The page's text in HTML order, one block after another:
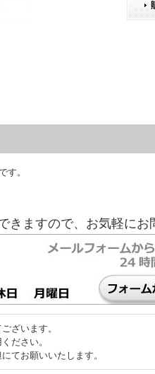
す。
きますので、お気軽にお
ざいます。
ださい。
てお願いいたします。